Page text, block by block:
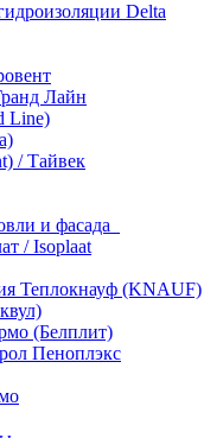
Delta
Лайн
Line)
/ Тайвек
и фасада
/ Isoplaat
Теплокнауф (KNAUF)
(Белплит)
Пеноплэкс